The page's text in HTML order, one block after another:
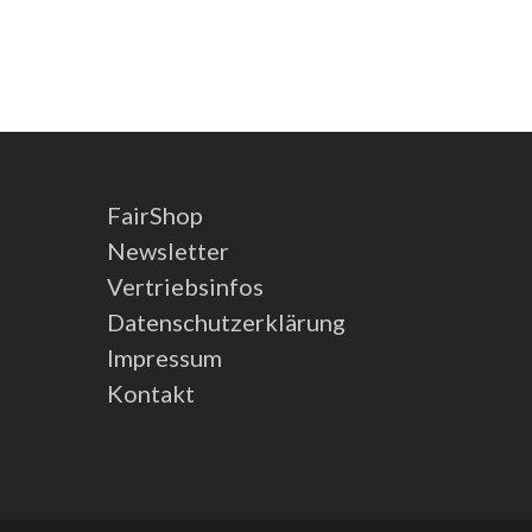
FairShop
Newsletter
Vertriebsinfos
Datenschutzerklärung
Impressum
Kontakt